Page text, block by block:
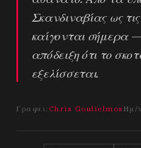
Σκανδιναβίας ως
καίγονται σήμερα
απόδειξη ότι το
εξελίσσεται.
Γραφει: Chris Goulielmos Ημ/